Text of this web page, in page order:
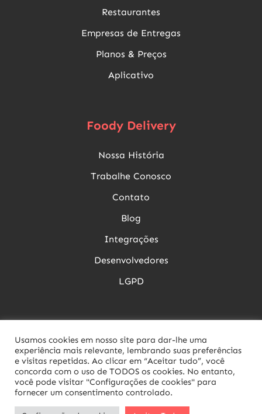
Restaurantes
Empresas de Entregas
Planos & Preços
Aplicativo
Foody Delivery
Nossa História
Trabalhe Conosco
Contato
Blog
Integrações
Desenvolvedores
LGPD
Usamos cookies em nosso site para dar-lhe uma
experiência mais relevante, lembrando suas preferências
e visitas repetidas. Ao clicar em “Aceitar tudo”, você
concorda com o uso de TODOS os cookies. No entanto,
você pode visitar "Configurações de cookies" para
fornecer um consentimento controlado.